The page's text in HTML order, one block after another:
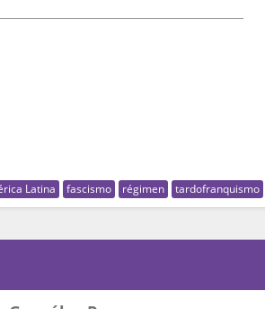
Latina fascismo régimen tardofranquismo